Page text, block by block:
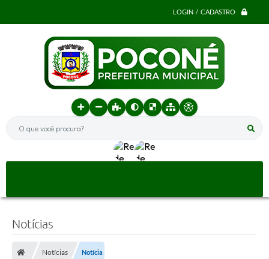
LOGIN / CADASTRO
O que você procura?
Notícias
Notícias Notícia